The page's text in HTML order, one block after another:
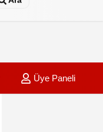
Üye Paneli